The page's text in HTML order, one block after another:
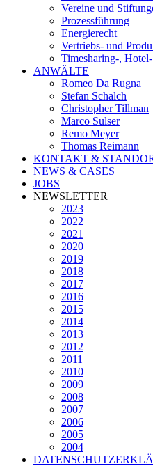
Vereine und
Prozessführung
Energierecht
Vertriebs- und
Timesharing-,
ANWÄLTE
Romeo Da Rugna
Stefan Schalch
Christopher Tillman
Marco Sulser
Remo Meyer
Thomas Reimann
KONTAKT &
NEWS & CASES
JOBS
NEWSLETTER
2023
2022
2021
2020
2019
2018
2017
2016
2015
2014
2013
2012
2011
2010
2009
2008
2007
2006
2005
2004